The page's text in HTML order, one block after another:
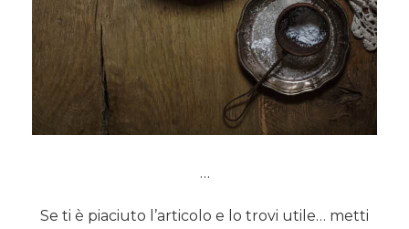
…
Se ti è piaciuto l’articolo e lo trovi utile… metti